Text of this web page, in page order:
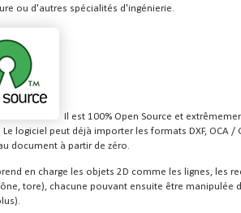
ou d'autres spécialités d'ingénierie.
Il est 100% Open Source et
logiciel peut déjà importer les formats DXF, OCA /
document à partir de zéro.
en charge les objets 2D comme les lignes, les
tore), chacune pouvant ensuite être